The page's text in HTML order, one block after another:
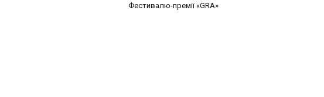
Фестивалю-премії «GRA»